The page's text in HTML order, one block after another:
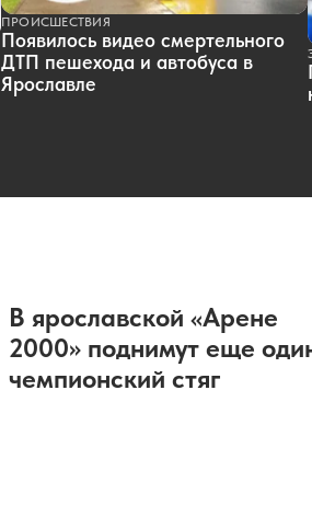
ПРОИСШЕСТВИЯ
Появилось видео смертельного
ДТП пешехода и автобуса в
Ярославле
В ярославской «Арене
2000» поднимут еще
чемпионский стяг